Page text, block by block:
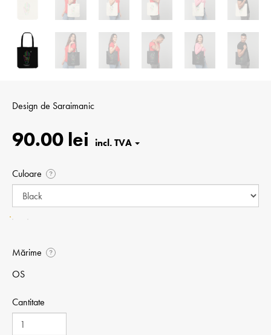
Design de Saraimanic
90.00 lei
Culoare ?
Mărime ?
OS
Cantitate